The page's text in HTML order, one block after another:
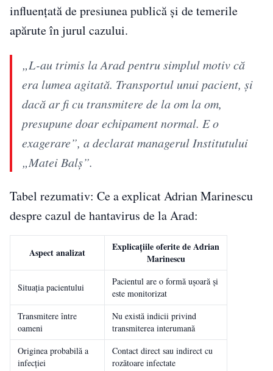
influențată de presiunea publică și de temerile
apărute în jurul cazului.
„L-au trimis la Arad pentru simplul motiv că
era lumea agitată. Transportul unui pacient, și
dacă ar fi cu transmitere de la om la om,
presupune doar echipament normal. E o
exagerare”, a declarat managerul Institutului
„Matei Balș”.
Tabel rezumativ: Ce a explicat Adrian Marinescu
despre cazul de hantavirus de la Arad:
Aspect analizat
Explicațiile oferite de Adrian
Marinescu
Situația pacientului
Pacientul are o formă ușoară și
este monitorizat
Transmitere între
oameni
Nu există indicii privind
transmiterea interumană
Originea probabilă a
infecției
Contact direct sau indirect cu
rozătoare infectate